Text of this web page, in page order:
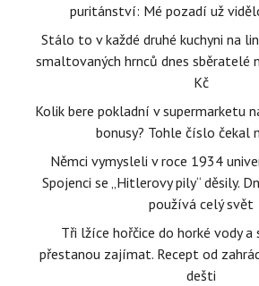
puritánství: Mé pozadí už
Stálo to v každé druhé kuchyni na
smaltovaných hrnců dnes sběratelé
Kč
Kolik bere pokladní v supermarketu
bonusy? Tohle číslo čekal
Němci vymysleli v roce 1934
Spojenci se „Hitlerovy pily“ děsily.
používá celý svět
Tři lžíce hořčice do horké vody a
přestanou zajímat. Recept od
dešti